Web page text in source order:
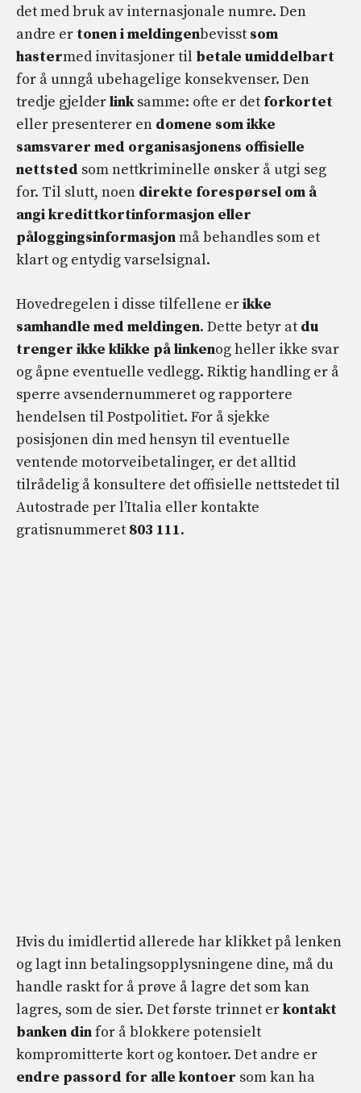
det med bruk av internasjonale numre. Den
andre er tonen i meldingenbevisst som
hastermed invitasjoner til betale umiddelbart
for å unngå ubehagelige konsekvenser. Den
tredje gjelderlinksamme: ofte er det forkortet
eller presenterer en domene som ikke
samsvarer med organisasjonens offisielle
nettsted som nettkriminelle ønsker å utgi seg
for. Til slutt, noen direkte forespørsel om å
angi kredittkortinformasjon eller
påloggingsinformasjonmå behandles som et
klart og entydig varselsignal.
Hovedregelen i disse tilfellene erikke
samhandle med meldingen. Dette betyr at du
trenger ikke klikke på linkenog heller ikke svar
og åpne eventuelle vedlegg. Riktig handling er å
sperre avsendernummeret og rapportere
hendelsen til Postpolitiet. For å sjekke
posisjonen din med hensyn til eventuelle
ventende motorveibetalinger, er det alltid
tilrådelig å konsultere det offisielle nettstedet til
Autostrade per l’Italia eller kontakte
gratisnummeret 803 111.
Hvis du imidlertid allerede har klikket på lenken
og lagt inn betalingsopplysningene dine, må du
handle raskt for å prøve å lagre det som kan
lagres, som de sier. Det første trinnet erkontakt
banken dinfor å blokkere potensielt
kompromitterte kort og kontoer. Det andre er
endre passord for alle kontoer som kan ha